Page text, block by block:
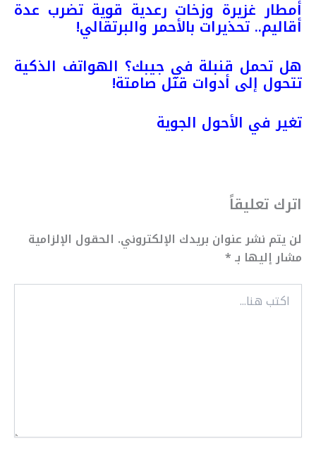
أمطار غزيرة وزخات رعدية قوية تضرب عدة
أقاليم.. تحذيرات بالأحمر والبرتقالي!
هل تحمل قنبلة في جيبك؟ الهواتف الذكية
تتحول إلى أدوات قتل صامتة!
تغير في الأحول الجوية
اترك تعليقاً
لن يتم نشر عنوان بريدك الإلكتروني. الحقول الإلزامية
مشار إليها بـ*
اكتب
هنا...